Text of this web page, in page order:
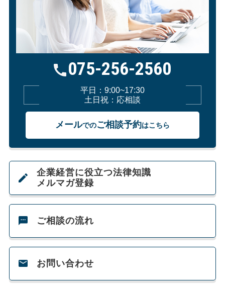
075-256-2560
平日：9:00~17:30
土日祝：応相談
メールでのご相談予約はこちら
企業経営に役立つ法律知識
メルマガ登録
ご相談の流れ
お問い合わせ